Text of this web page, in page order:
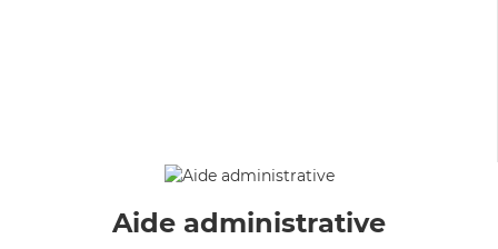
Aide administrative